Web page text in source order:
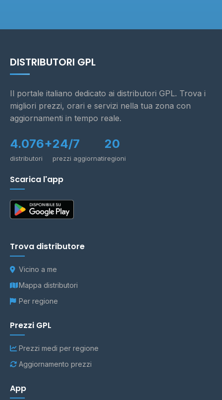
DISTRIBUTORI GPL
Il portale italiano dedicato ai distributori GPL. Trova i
migliori prezzi, orari e servizi nella tua zona con
aggiornamenti in tempo reale.
4.076+
distributori
24/7
prezzi aggiornati
20
regioni
Scarica l'app
Trova distributore
Vicino a me
Mappa distributori
Per regione
Prezzi GPL
Prezzi medi per regione
Aggiornamento prezzi
App